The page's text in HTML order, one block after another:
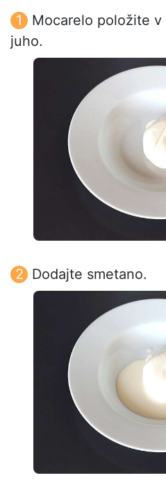
Mocarelo položite
juho.
Dodajte smetano.